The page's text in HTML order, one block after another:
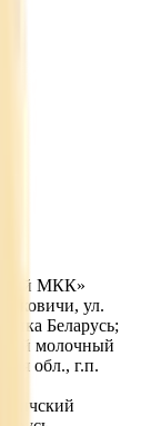
МКК»
ул.
Беларусь;
молочный
обл., г.п.